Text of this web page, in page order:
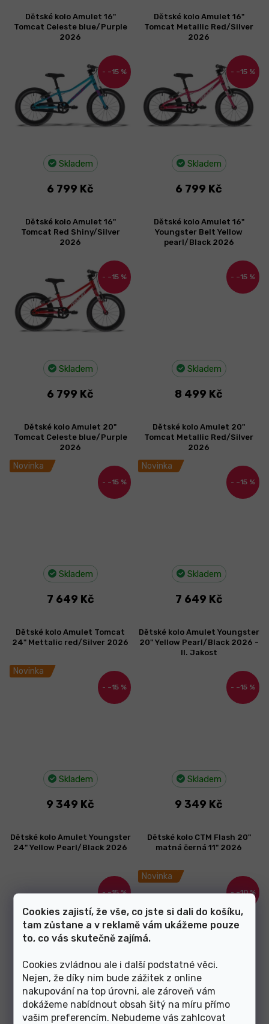
Cookies zajistí, že vše, co jste si dali do košíku,
tam zůstane a v reklamě vám ukážeme pouze
to, co vás skutečně zajímá.
Cookies zvládnou ale i další podstatné věci.
Nejen, že díky nim bude zážitek z online
nakupování na top úrovni, ale zároveň vám
dokážeme nabídnout obsah šitý na míru přímo
vašim preferencím. Nebudeme vás zahlcovat
–15 %
Dětské kolo Amulet 16"
Tomcat Celeste blue/Purple
2026
Skladem
6 799 Kč
–15 %
Dětské kolo Amulet 16"
Tomcat Metallic Red/Silver
2026
Skladem
6 799 Kč
–15 %
Dětské kolo Amulet 16"
Tomcat Red Shiny/Silver
2026
Skladem
6 799 Kč
–15 %
Dětské kolo Amulet 16"
Youngster Belt Yellow
pearl/Black 2026
Skladem
8 499 Kč
Novinka
–15 %
Dětské kolo Amulet 20"
Tomcat Celeste blue/Purple
2026
Skladem
7 649 Kč
Novinka
–15 %
Dětské kolo Amulet 20"
Tomcat Metallic Red/Silver
2026
Skladem
7 649 Kč
Novinka
–15 %
Dětské kolo Amulet Tomcat
24" Mettalic red/Silver 2026
Skladem
9 349 Kč
–15 %
Dětské kolo Amulet Youngster
20" Yellow Pearl/Black 2026 -
II. Jakost
Skladem
9 349 Kč
–15 %
Dětské kolo Amulet Youngster
24" Yellow Pearl/Black 2026
Skladem
11 449 Kč
Novinka
–10 %
Dětské kolo CTM Flash 20"
matná černá 11" 2026
Skladem
6 749 Kč